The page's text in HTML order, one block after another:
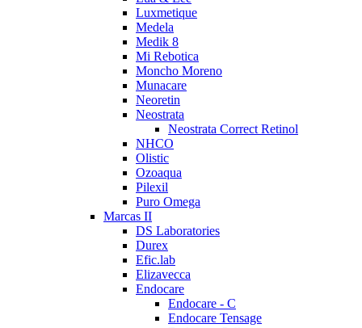
Luxmetique
Medela
Medik 8
Mi Rebotica
Moncho Moreno
Munacare
Neoretin
Neostrata
Neostrata Correct Retinol
NHCO
Olistic
Ozoaqua
Pilexil
Puro Omega
Marcas II
DS Laboratories
Durex
Efic.lab
Elizavecca
Endocare
Endocare - C
Endocare Tensage